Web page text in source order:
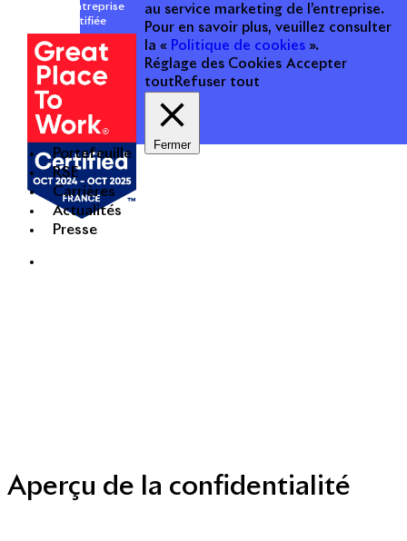
Portefeuille
RSE
Carrières
Actualités
Presse
Une entreprise
certifiée
au service marketing de l’entreprise.
Pour en savoir plus, veuillez consulter
la « Politique de cookies ».
Réglage des Cookies Accepter
tout Refuser tout
Fermer
Aperçu de la confidentialité